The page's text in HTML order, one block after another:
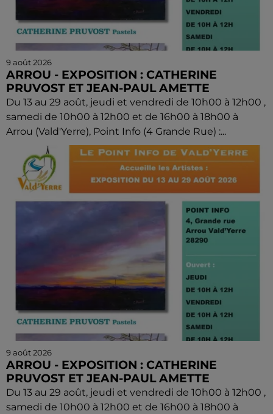
9 août 2026
ARROU - EXPOSITION : CATHERINE
PRUVOST ET JEAN-PAUL AMETTE
Du 13 au 29 août, jeudi et vendredi de 10h00 à 12h00 ,
samedi de 10h00 à 12h00 et de 16h00 à 18h00 à
Arrou (Vald'Yerre), Point Info (4 Grande Rue) :...
9 août 2026
ARROU - EXPOSITION : CATHERINE
PRUVOST ET JEAN-PAUL AMETTE
Du 13 au 29 août, jeudi et vendredi de 10h00 à 12h00 ,
samedi de 10h00 à 12h00 et de 16h00 à 18h00 à